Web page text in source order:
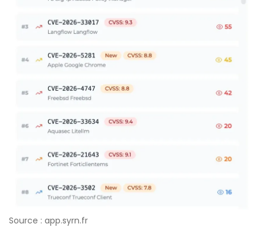
Source : app.syrn.fr